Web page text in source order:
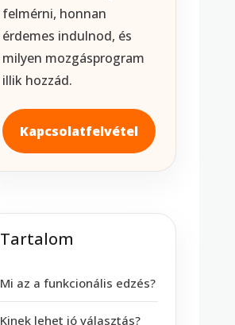
felmérni, honnan
érdemes indulnod, és
milyen mozgásprogram
illik hozzád.
Kapcsolatfelvétel
Tartalom
Mi az a funkcionális edzés?
Kinek lehet jó választás?